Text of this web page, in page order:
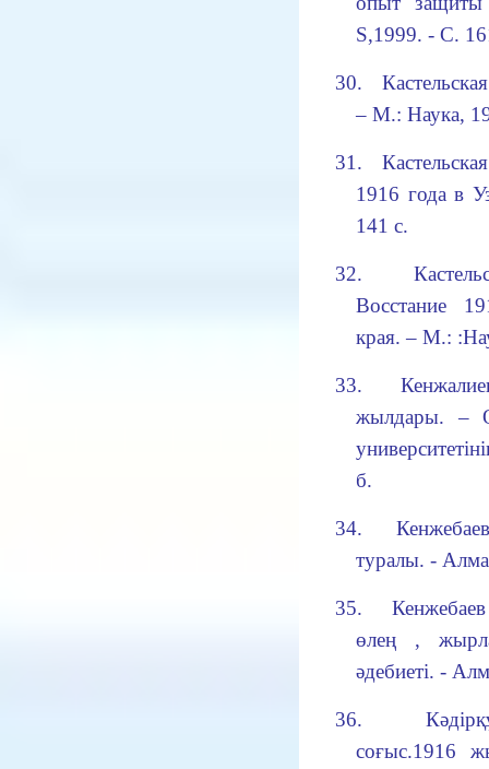
S,1999. - С.
30.
– М.: Наука,
31.
1916 года в
141 с.
32.
Восстание
края. – М.:
33.
жылдары. –
б.
34.
туралы. -
35.
өлең ,
әдебиеті. -
36.
соғыс.1916